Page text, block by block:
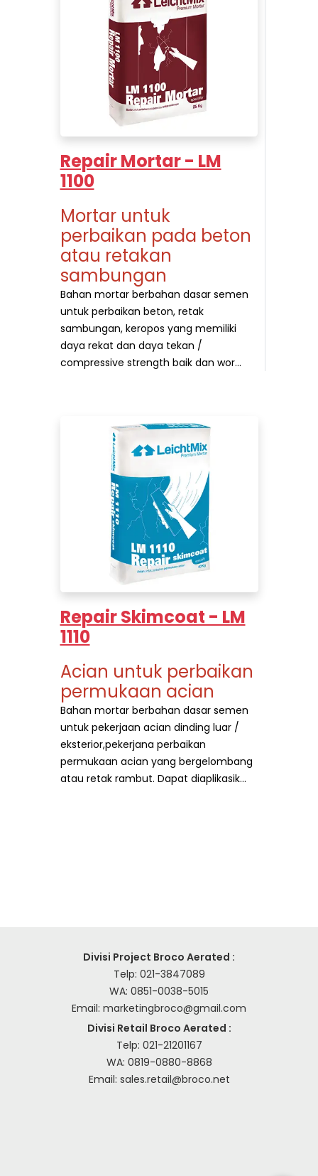
Repair Mortar - LM
1100
Mortar untuk
perbaikan pada beton
atau retakan
sambungan
Bahan mortar berbahan dasar semen
untuk perbaikan beton, retak
sambungan, keropos yang memiliki
daya rekat dan daya tekan /
compressive strength baik dan wor...
Repair Skimcoat - LM
1110
Acian untuk perbaikan
permukaan acian
Bahan mortar berbahan dasar semen
untuk pekerjaan acian dinding luar /
eksterior,pekerjana perbaikan
permukaan acian yang bergelombang
atau retak rambut. Dapat diaplikasik...
Divisi Project Broco Aerated :
Telp: 021-3847089
WA: 0851-0038-5015
Email: marketingbroco@gmail.com
Divisi Retail Broco Aerated :
Telp: 021-21201167
WA: 0819-0880-8868
Email: sales.retail@broco.net